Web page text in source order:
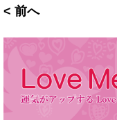
< 前へ